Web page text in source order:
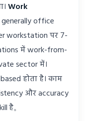
Work
office
workstation पर 7-
में work-from-
sector में।
होता है। काम
और accuracy
है。